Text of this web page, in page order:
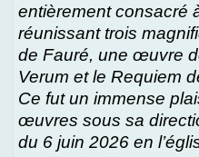
entièrement consacré
réunissant trois
de Fauré, une œuvre
Verum et le Requiem
Ce fut un immense
œuvres sous sa
du 6 juin 2026 en